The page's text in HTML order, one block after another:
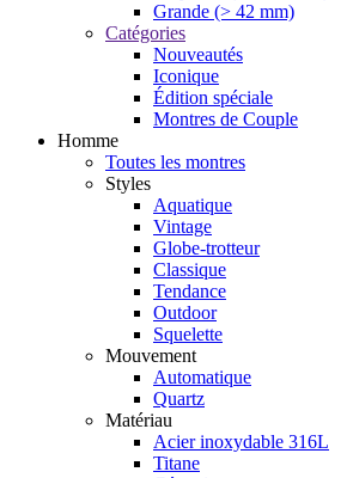
Grande (> 42 mm)
Catégories
Nouveautés
Iconique
Édition spéciale
Montres de Couple
Homme
Toutes les montres
Styles
Aquatique
Vintage
Globe-trotteur
Classique
Tendance
Outdoor
Squelette
Mouvement
Automatique
Quartz
Matériau
Acier inoxydable 316L
Titane